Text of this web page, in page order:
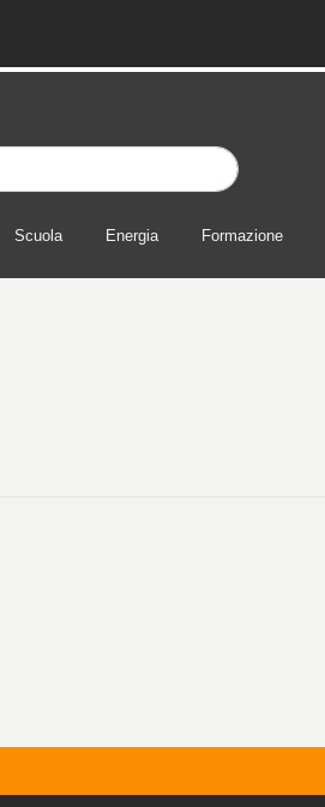
Scuola Energia Formazione